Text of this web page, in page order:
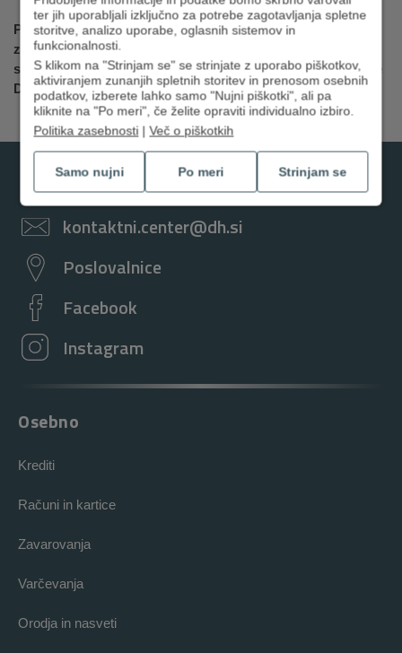
Predsednik uprave se je ob zaključku zahvalil delničarjem
za izkazano zaupanje in podporo, ki ostajata ključna za
stabilno, varno in dolgoročno uspešno poslovanje Skupine
DH.
01 3000 200
kontaktni.center@dh.si
Poslovalnice
Facebook
Instagram
Osebno
Krediti
Računi in kartice
Zavarovanja
Varčevanja
Orodja in nasveti
ter jih uporabljali izključno za potrebe zagotavljanja spletne
storitve, analizo uporabe, oglasnih sistemov in
funkcionalnosti.
S klikom na "Strinjam se" se strinjate z uporabo piškotkov,
aktiviranjem zunanjih spletnih storitev in prenosom osebnih
podatkov, izberete lahko samo "Nujni piškotki", ali pa
kliknite na "Po meri", če želite opraviti individualno izbiro.
Politika zasebnosti |Več o piškotkih
Samo nujni Po meri Strinjam se